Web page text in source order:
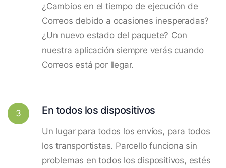
¿Cambios en el tiempo de ejecución de
Correos debido a ocasiones inesperadas?
¿Un nuevo estado del paquete? Con
nuestra aplicación siempre verás cuando
Correos está por llegar.
3 En todos los dispositivos
Un lugar para todos los envíos, para todos
los transportistas. Parcello funciona sin
problemas en todos los dispositivos, estés